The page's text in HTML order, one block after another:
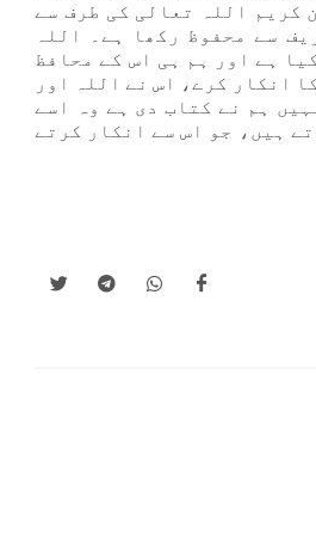
مسلم ہے کہ قرآن کریم اللہ تعالی کی طرف سے
سے محفوظ رکھا ہے۔ اللہ
ہے اور ہم ہی اس کے محافظ
حصہ کا انکار کرے، اس نے اللہ اور
ہم نے کتاب دی ہے وہ اسے
ہیں، جو اس سے انکار کرتے